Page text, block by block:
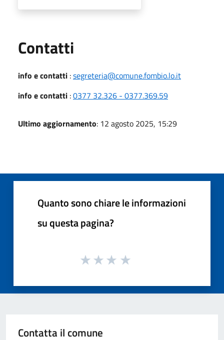
Contatti
info e contatti :segreteria@comune.fombio.lo.it
info e contatti :0377 32.326 - 0377.369.59
Ultimo aggiornamento: 12 agosto 2025, 15:29
Quanto sono chiare le informazioni
su questa pagina?
Contatta il comune